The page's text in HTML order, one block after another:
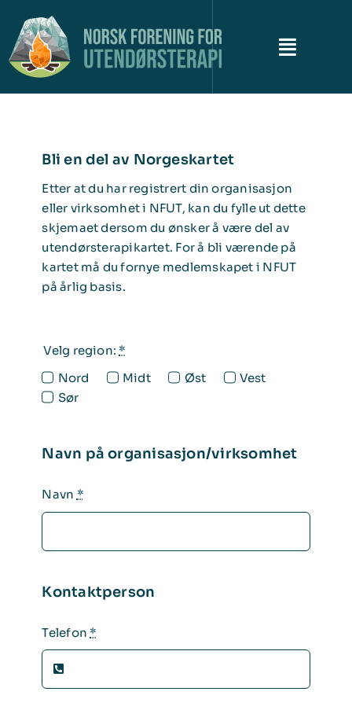
content
Toggle
Historiene
Campkonferansen
Utendørsterapikartet
Siste nytt
Bli medlem
Bli en del av Norgeskartet
Etter at du har registrert din organisasjon
eller virksomhet i NFUT, kan du fylle ut dette
skjemaet dersom du ønsker å være del av
utendørsterapikartet. For å bli værende på
kartet må du fornye medlemskapet i NFUT
på årlig basis.
Velg region: *
Nord
Midt Øst
Vest
Sør
Navn på organisasjon/virksomhet
Navn *
Kontaktperson
Telefon *